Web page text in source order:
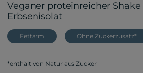
Veganer proteinreicher Shake
Erbsenisolat
Fettarm Ohne Zuckerzusatz*
*enthält von Natur aus Zucker